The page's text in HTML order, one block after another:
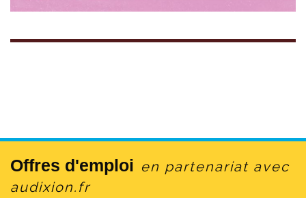
Offres d'emploi en partenariat avec
audixion.fr